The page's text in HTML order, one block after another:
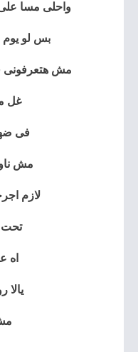
واحلى مسا
بس لو يوم
مش هتعرفونى
غل
فى
مش
لازم
تحت
اه
يالا